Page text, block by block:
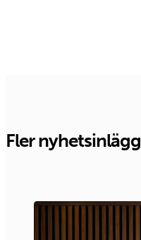
Fler nyhetsinlägg